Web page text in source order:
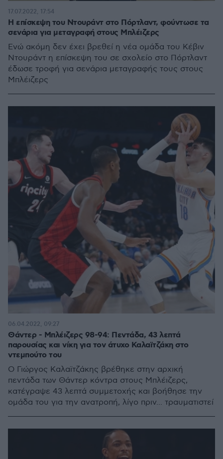
Η επίσκεψη του Ντουράντ στο Πόρτλαντ, φούντωσε τα
σενάρια για μεταγραφή στους Μπλέιζερς
Ενώ ακόμη δεν έχει βρεθεί η νέα ομάδα του Κέβιν
Ντουράντ η επίσκεψη του σε σχολείο στο Πόρτλαντ
έδωσε τροφή για σενάρια μεταγραφής τους στους
Μπλέιζερς
17.07.2022, 17:54
Θάντερ - Μπλέιζερς 98-94: Πεντάδα, 43 λεπτά
παρουσίας και νίκη για τον άτυχο Καλαϊτζάκη στο
ντεμπούτο του
Ο Γιώργος Καλαϊτζάκης βρέθηκε στην αρχική
πεντάδα των Θάντερ κόντρα στους Μπλέιζερς,
κατέγραψε 43 λεπτά συμμετοχής και βοήθησε την
ομάδα του για την ανατροπή, λίγο πριν... τραυματιστεί
06.04.2022, 09:27